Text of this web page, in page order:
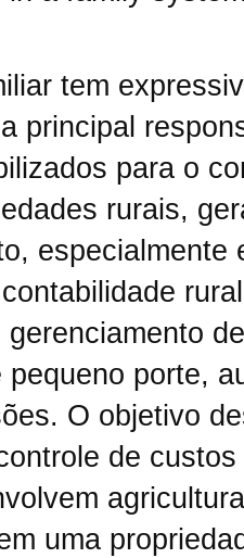
tem
principal
para o
rurais,
pequeno porte,
O objetivo
de
uma